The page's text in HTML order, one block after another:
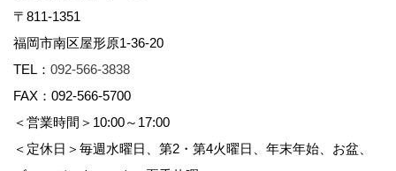
〒811-1351
福岡市南区屋形原1-36-20
TEL： 092-566-3838
FAX：092-566-5700
＜営業時間＞10:00～17:00
＜定休日＞毎週水曜日、第2・第4火曜日、年末年始、お盆、